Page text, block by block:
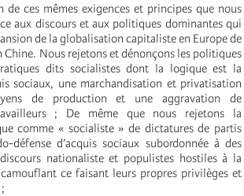
de ces mêmes exigences et principes que nous
aux discours et aux politiques dominantes qui
de la globalisation capitaliste en Europe de
Chine. Nous rejetons et dénonçons les politiques
dits socialistes dont la logique est la
sociaux, une marchandisation et privatisation
de production et une aggravation de
; De même que nous rejetons la
comme « socialiste » de dictatures de partis
défense d’acquis sociaux subordonnée à des
nationaliste et populistes hostiles à la
ce faisant leurs propres privilèges et